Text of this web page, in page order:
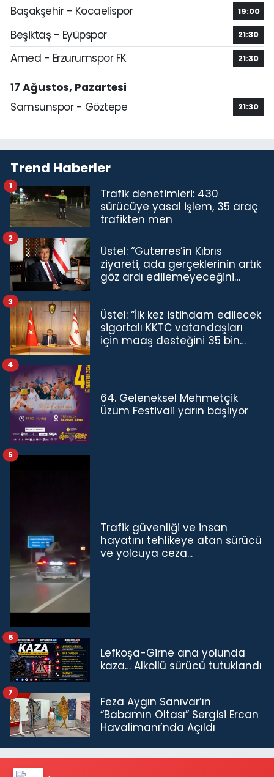
Başakşehir - Kocaelispor
19:00
Beşiktaş - Eyüpspor 21:30
Amed - Erzurumspor FK 21:30
17 Ağustos, Pazartesi
Samsunspor - Göztepe
21:30
Trend Haberler
Trafik denetimleri: 430
sürücüye yasal işlem, 35 araç
trafikten men
1
Üstel: “Guterres’in Kıbrıs
ziyareti, ada gerçeklerinin artık
göz ardı edilemeyeceğini
2
Üstel: “İlk kez istihdam edilecek
sigortalı KKTC vatandaşları
için maaş desteğini 35 bin
3
64. Geleneksel Mehmetçik
Üzüm Festivali yarın başlıyor
4
Trafik güvenliği ve insan
hayatını tehlikeye atan sürücü
ve yolcuya ceza...
5
Lefkoşa-Girne ana yolunda
kaza… Alkollü sürücü tutuklandı
6
Feza Aygın Sanıvar’ın
“Babamın Oltası” Sergisi Ercan
Havalimanı’nda Açıldı
7